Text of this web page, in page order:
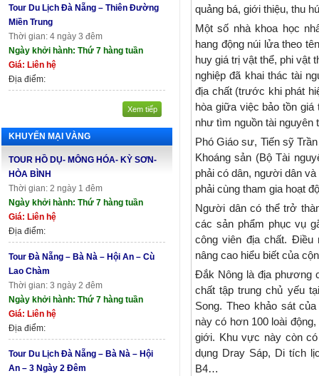
Tour Du Lịch Đà Nẵng – Thiên Đường
Miền Trung
Thời gian: 4 ngày 3 đêm
Ngày khởi hành: Thứ 7 hàng tuần
Giá: Liên hệ
Địa điểm:
Xem tiếp
KHUYẾN MẠI VÀNG
TOUR HỒ DỤ- MÔNG HÓA- KỲ SƠN-
HÒA BÌNH
Thời gian: 2 ngày 1 đêm
Ngày khởi hành: Thứ 7 hàng tuần
Giá: Liên hệ
Địa điểm:
Tour Đà Nẵng – Bà Nà – Hội An – Cù
Lao Chàm
Thời gian: 3 ngày 2 đêm
Ngày khởi hành: Thứ 7 hàng tuần
Giá: Liên hệ
Địa điểm:
Tour Du Lịch Đà Nẵng – Bà Nà – Hội
An – 3 Ngày 2 Đêm
quảng bá, giới thiệu, thu
Một số nhà khoa học
hang động núi lửa theo
huy giá trị vật thể, phi vật
nghiệp đã khai thác tài
địa chất (trước khi phát
hòa giữa việc bảo tồn
như tìm nguồn tài nguyên
Phó Giáo sư, Tiến sỹ
Khoáng sản (Bộ Tài
phải có dân, người dân
phải cùng tham gia hoạt
Người dân có thể trở
các sản phẩm phục vụ
công viên địa chất. Điều
nâng cao hiểu biết của
Đắk Nông là địa phương
chất tập trung chủ yếu
Song. Theo khảo sát
này có hơn 100 loài
giới. Khu vực này còn
dụng Dray Sáp, Di tích
B4…